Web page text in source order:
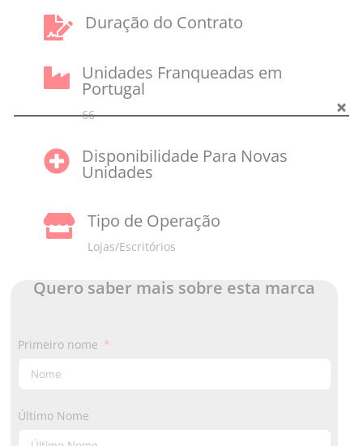
 Duração do Contrato
 Unidades Franqueadas em
Portugal
66
 Disponibilidade Para Novas
Unidades
 Tipo de Operação
Lojas/Escritórios
Quero saber mais sobre esta marca
Primeiro nome
Último Nome